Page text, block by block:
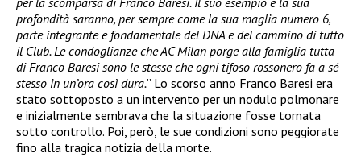
profondità saranno, per sempre come la sua maglia numero 6,
parte integrante e fondamentale del DNA e del cammino di tutto
il Club. Le condoglianze che AC Milan porge alla famiglia tutta
di Franco Baresi sono le stesse che ogni tifoso rossonero fa a sé
stesso in un’ora così dura.” Lo scorso anno Franco Baresi era
stato sottoposto a un intervento per un nodulo polmonare
e inizialmente sembrava che la situazione fosse tornata
sotto controllo. Poi, però, le sue condizioni sono peggiorate
fino alla tragica notizia della morte.